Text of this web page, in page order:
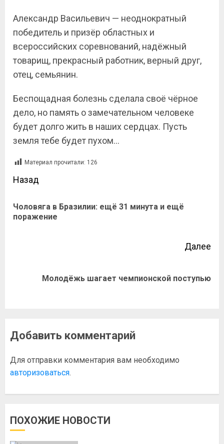
Александр Васильевич — неоднократный
победитель и призёр областных и
всероссийских соревнований, надёжный
товарищ, прекрасный работник, верный друг,
отец, семьянин.
Беспощадная болезнь сделала своё чёрное
дело, но память о замечательном человеке
будет долго жить в наших сердцах. Пусть
земля тебе будет пухом…
Материал прочитали: 126
Назад
Чоловяга в Бразилии: ещё 31 минута и ещё
поражение
Далее
Молодёжь шагает чемпионской поступью
Добавить комментарий
Для отправки комментария вам необходимо
авторизоваться.
ПОХОЖИЕ НОВОСТИ